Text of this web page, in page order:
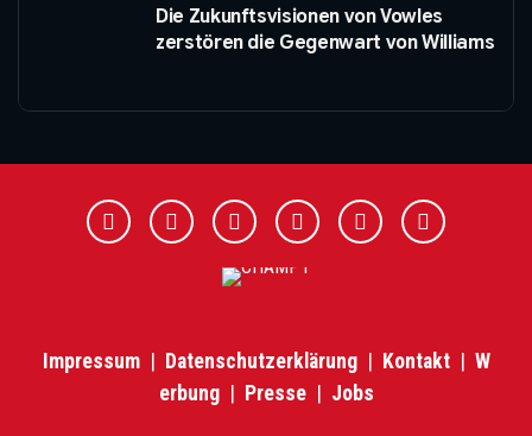
Die Zukunftsvisionen von Vowles
zerstören die Gegenwart von Williams
Impressum| Datenschutzerklärung| Kontakt| W
erbung| Presse| Jobs